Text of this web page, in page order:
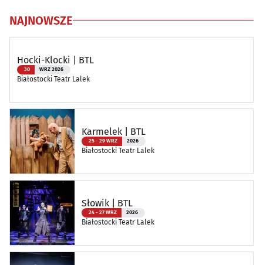
NAJNOWSZE
Hocki-Klocki | BTL
30 WRZ 2026
Białostocki Teatr Lalek
Karmelek | BTL
25 - 29 WRZ 2026
Białostocki Teatr Lalek
Słowik | BTL
24 - 27 WRZ 2026
Białostocki Teatr Lalek